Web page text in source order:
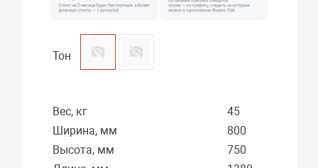
Тон
Вес, кг
45
Ширина, мм
800
Высота, мм
750